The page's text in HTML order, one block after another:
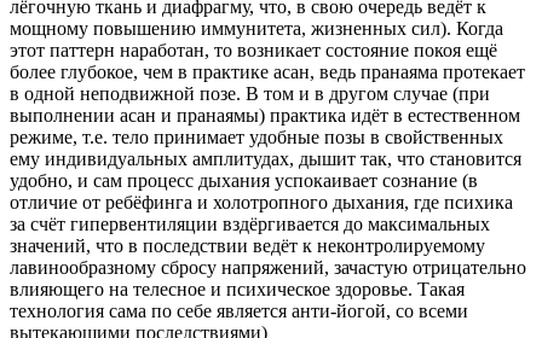
лёгочную ткань и диафрагму, что, в свою очередь ведёт к
мощному повышению иммунитета, жизненных сил). Когда
этот паттерн наработан, то возникает состояние покоя ещё
более глубокое, чем в практике асан, ведь пранаяма протекает
в одной неподвижной позе. В том и в другом случае (при
выполнении асан и пранаямы) практика идёт в естественном
режиме, т.е. тело принимает удобные позы в свойственных
ему индивидуальных амплитудах, дышит так, что становится
удобно, и сам процесс дыхания успокаивает сознание (в
отличие от ребёфинга и холотропного дыхания, где психика
за счёт гипервентиляции вздёргивается до максимальных
значений, что в последствии ведёт к неконтролируемому
лавинообразному сбросу напряжений, зачастую отрицательно
влияющего на телесное и психическое здоровье. Такая
технология сама по себе является анти-йогой, со всеми
вытекающими последствиями)